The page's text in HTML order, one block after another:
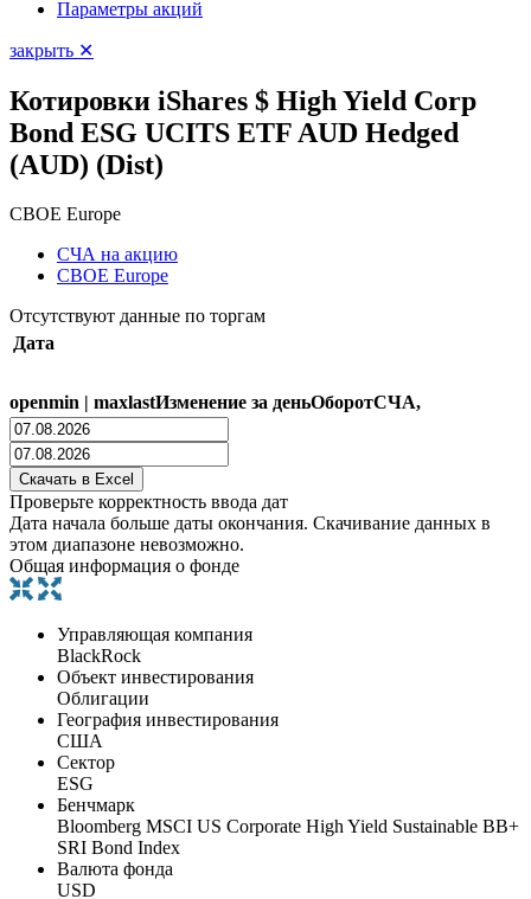
Параметры акций
закрыть ✕
Котировки iShares $ High Yield Corp
Bond ESG UCITS ETF AUD Hedged
(AUD) (Dist)
CBOE Europe
СЧА на акцию
CBOE Europe
Отсутствуют данные по торгам
Дата
openmin maxlastИзменение за деньОборотСЧА,
Проверьте корректность ввода дат
Дата начала больше даты окончания. Скачивание данных в
этом диапазоне невозможно.
Общая информация о фонде
Управляющая компания
BlackRock
Объект инвестирования
Облигации
География инвестирования
США
Сектор
ESG
Бенчмарк
Bloomberg MSCI US Corporate High Yield Sustainable BB+
SRI Bond Index
Валюта фонда
USD